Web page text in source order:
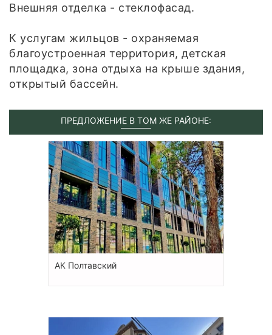
Внешняя отделка - стеклофасад.
К услугам жильцов - охраняемая
благоустроенная территория, детская
площадка, зона отдыха на крыше здания,
открытый бассейн.
ПРЕДЛОЖЕНИЕ В ТОМ ЖЕ РАЙОНЕ:
АК Полтавский